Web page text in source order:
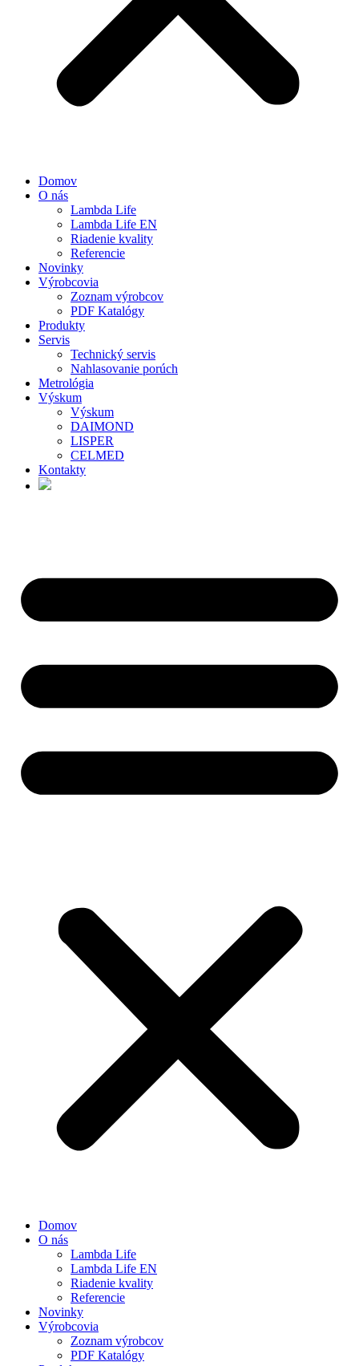
Domov
O nás
Lambda Life
Lambda Life EN
Riadenie kvality
Referencie
Novinky
Výrobcovia
Zoznam výrobcov
PDF Katalógy
Produkty
Servis
Technický servis
Nahlasovanie porúch
Metrológia
Výskum
Výskum
DAIMOND
LISPER
CELMED
Kontakty
Domov
O nás
Lambda Life
Lambda Life EN
Riadenie kvality
Referencie
Novinky
Výrobcovia
Zoznam výrobcov
PDF Katalógy